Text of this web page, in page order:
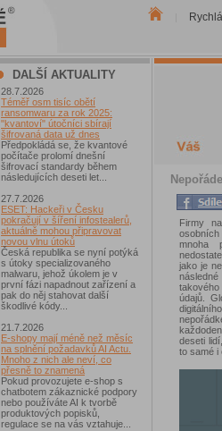
DALŠÍ AKTUALITY
28.7.2026
Téměř osm tisíc obětí
ransomwaru za rok 2025:
"kvantoví" útočníci sbírají
šifrovaná data už dnes
Předpokládá se, že kvantové
počítače prolomí dnešní
šifrovací standardy během
následujících deseti let...
27.7.2026
ESET: Hackeři v Česku
pokračují v šíření infostealerů,
aktuálně mohou připravovat
novou vlnu útoků
Česká republika se nyní potýká
s útoky specializovaného
malwaru, jehož úkolem je v
první fázi napadnout zařízení a
pak do něj stahovat další
škodlivé kódy...
21.7.2026
E-shopy mají méně než měsíc
na splnění požadavků AI Actu.
Mnoho z nich ale neví, co
přesně to znamená
Pokud provozujete e-shop s
chatbotem zákaznické podpory
nebo používáte AI k tvorbě
produktových popisků,
regulace se na vás vztahuje...
Firmy
mnoha
jako je
údajů.
deseti
to samé i